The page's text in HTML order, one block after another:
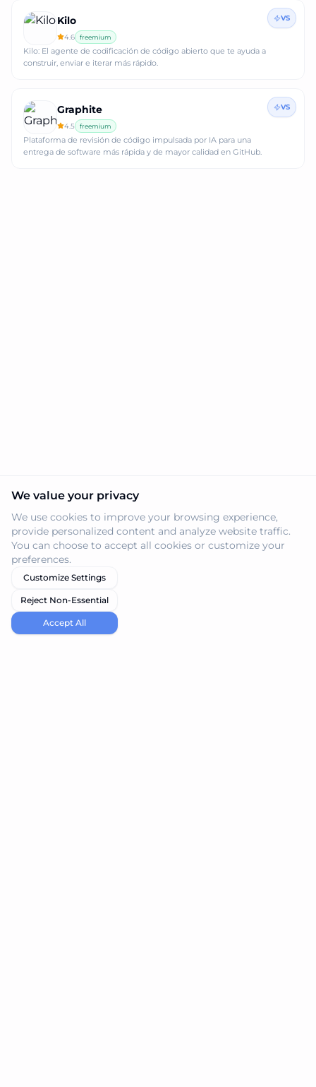
Kilo
4.6 freemium
Kilo: El agente de codificación de código abierto que te ayuda a
construir, enviar e iterar más rápido.
VS
Graphite
4.5 freemium
Plataforma de revisión de código impulsada por IA para una
entrega de software más rápida y de mayor calidad en GitHub.
VS
We value your privacy
We use cookies to improve your browsing experience,
provide personalized content and analyze website traffic.
You can choose to accept all cookies or customize your
preferences.
Customize Settings
Reject Non-Essential
Accept All